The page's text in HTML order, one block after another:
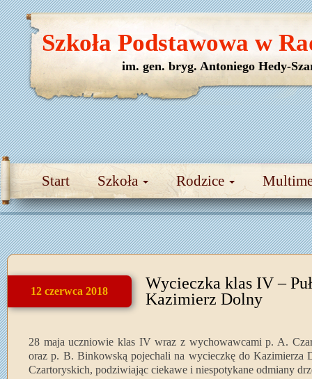
Start Szkoła Rodzice
Szkoła Podstawowa w
im. gen. bryg. Antoniego Hedy-
12 czerwca 2018
Wycieczka klas IV –
Kazimierz Dolny
28 maja uczniowie klas IV wraz z wychowawcami p. A.
oraz p. B. Binkowską pojechali na wycieczkę do Kazimierza
Czartoryskich, podziwiając ciekawe i niespotykane odmiany